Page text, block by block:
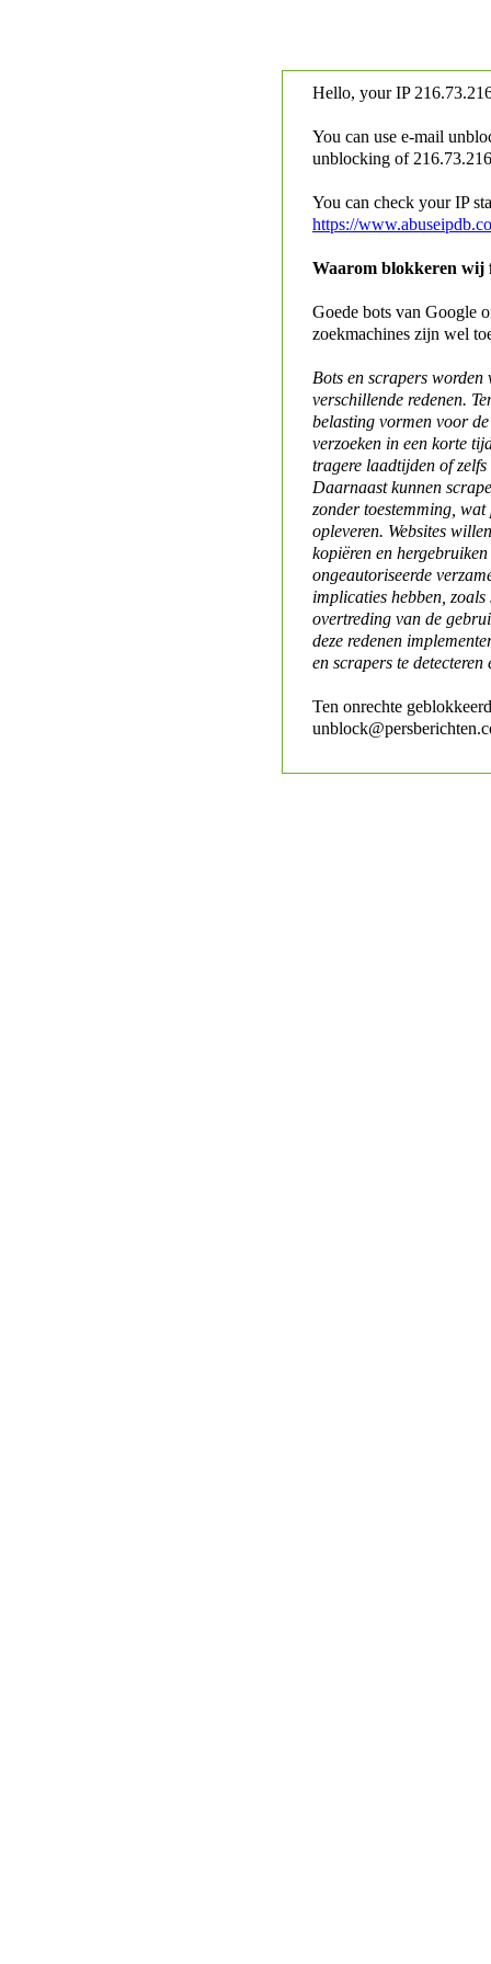
Hello, your IP
You can use e-mail
unblocking of
You can check your IP
https://
Waarom blokkeren wij
Goede bots van Google
zoekmachines zijn wel
Bots en scrapers worden
verschillende redenen.
belasting vormen voor
verzoeken in een korte
tragere laadtijden of
Daarnaast kunnen
zonder toestemming,
opleveren. Websites
kopiëren en
ongeautoriseerde
implicaties hebben,
overtreding van de
deze redenen
en scrapers te detecteren
Ten onrechte